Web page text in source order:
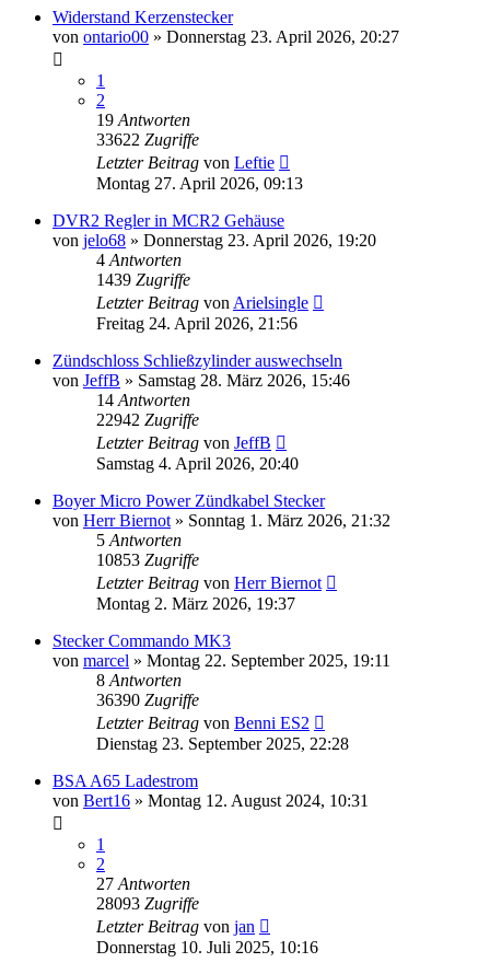
Widerstand Kerzenstecker
von ontario00 » Donnerstag 23. April 2026, 20:27
1
2
19 Antworten
33622 Zugriffe
Letzter Beitrag von Leftie
Montag 27. April 2026, 09:13
DVR2 Regler in MCR2 Gehäuse
von jelo68 » Donnerstag 23. April 2026, 19:20
4 Antworten
1439 Zugriffe
Letzter Beitrag von Arielsingle
Freitag 24. April 2026, 21:56
Zündschloss Schließzylinder auswechseln
von JeffB » Samstag 28. März 2026, 15:46
14 Antworten
22942 Zugriffe
Letzter Beitrag von JeffB
Samstag 4. April 2026, 20:40
Boyer Micro Power Zündkabel Stecker
von Herr Biernot » Sonntag 1. März 2026, 21:32
5 Antworten
10853 Zugriffe
Letzter Beitrag von Herr Biernot
Montag 2. März 2026, 19:37
Stecker Commando MK3
von marcel » Montag 22. September 2025, 19:11
8 Antworten
36390 Zugriffe
Letzter Beitrag von Benni ES2
Dienstag 23. September 2025, 22:28
BSA A65 Ladestrom
von Bert16 » Montag 12. August 2024, 10:31
1
2
27 Antworten
28093 Zugriffe
Letzter Beitrag von jan
Donnerstag 10. Juli 2025, 10:16